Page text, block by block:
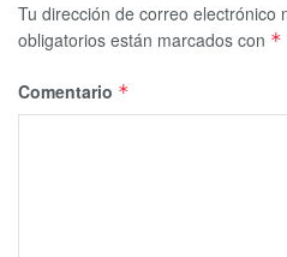
Tu dirección de correo electrónico
obligatorios están marcados con *
Comentario *